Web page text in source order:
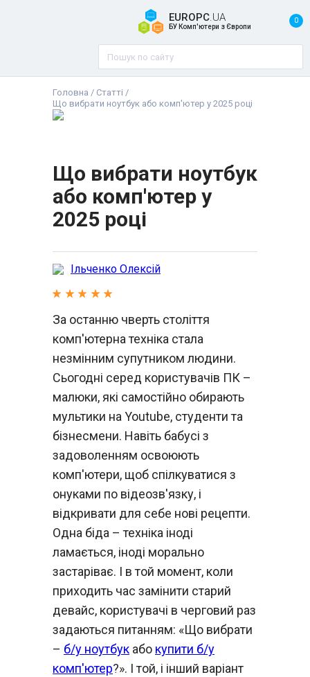
EUROPC.UA
БУ Комп'ютери з Європи
0
Головна / Статті /
Що вибрати ноутбук або комп'ютер у 2025 році
Що вибрати ноутбук
або комп'ютер у
2025 році
Ільченко Олексій
За останню чверть століття
комп'ютерна техніка стала
незмінним супутником людини.
Сьогодні серед користувачів ПК –
малюки, які самостійно обирають
мультики на Youtube, студенти та
бізнесмени. Навіть бабусі з
задоволенням освоюють
комп'ютери, щоб спілкуватися з
онуками по відеозв'язку, і
відкривати для себе нові рецепти.
Одна біда – техніка іноді
ламається, іноді морально
застаріває. І в той момент, коли
приходить час замінити старий
девайс, користувачі в черговий раз
задаються питанням: «Що вибрати
– б/у ноутбук або купити б/у
комп'ютер?». І той, і інший варіант